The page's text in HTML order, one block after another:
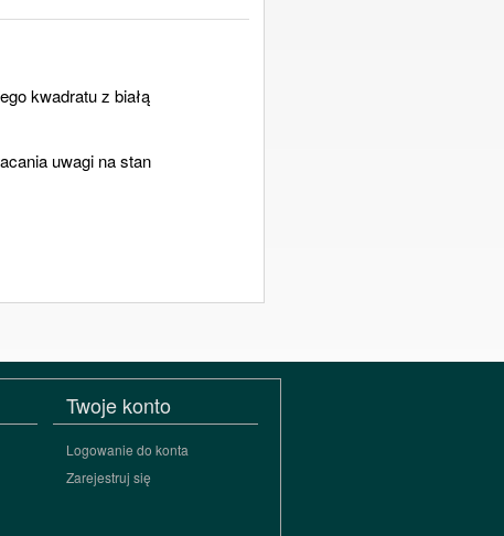
kwadratu z białą
uwagi na stan
Twoje konto
Logowanie do konta
Zarejestruj się